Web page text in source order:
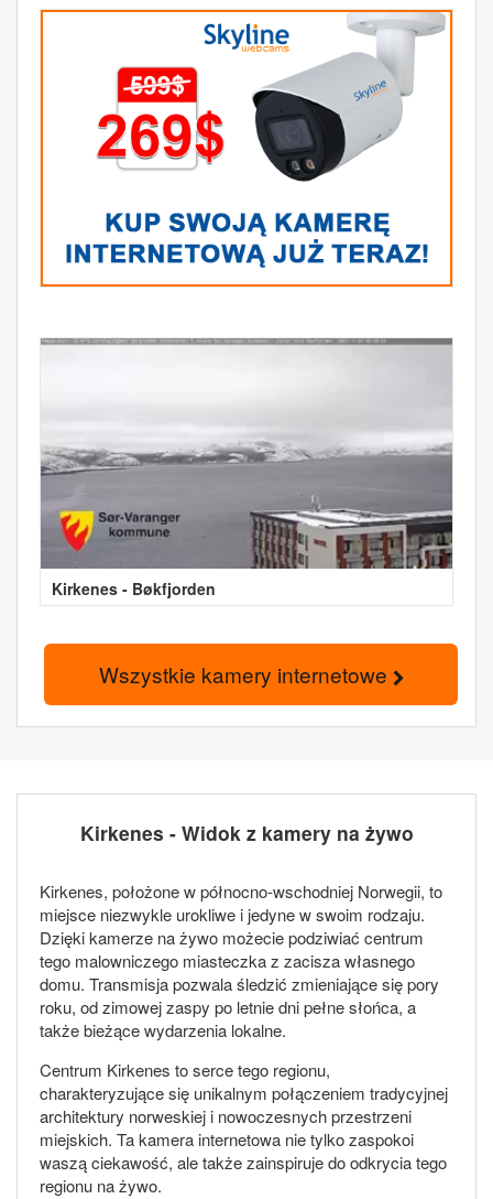
Kirkenes - Bøkfjorden
Wszystkie kamery internetowe
Kirkenes - Widok z kamery na żywo
Kirkenes, położone w północno-wschodniej Norwegii, to
miejsce niezwykle urokliwe i jedyne w swoim rodzaju.
Dzięki kamerze na żywo możecie podziwiać centrum
tego malowniczego miasteczka z zacisza własnego
domu. Transmisja pozwala śledzić zmieniające się pory
roku, od zimowej zaspy po letnie dni pełne słońca, a
także bieżące wydarzenia lokalne.
Centrum Kirkenes to serce tego regionu,
charakteryzujące się unikalnym połączeniem tradycyjnej
architektury norweskiej i nowoczesnych przestrzeni
miejskich. Ta kamera internetowa nie tylko zaspokoi
waszą ciekawość, ale także zainspiruje do odkrycia tego
regionu na żywo.